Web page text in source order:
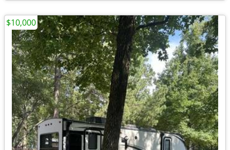
$10,000